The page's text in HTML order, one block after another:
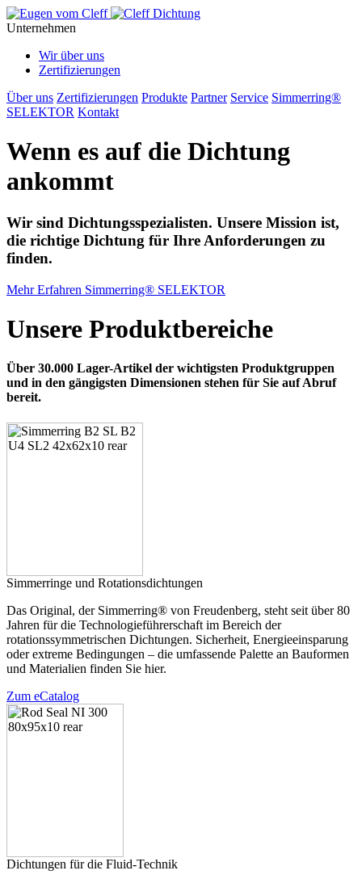
Unternehmen
Wir über uns
Zertifizierungen
Über uns Zertifizierungen Produkte Partner Service Simmerring®
SELEKTOR Kontakt
Wenn es auf die Dichtung
ankommt
Wir sind Dichtungsspezialisten. Unsere Mission ist,
die richtige Dichtung für Ihre Anforderungen zu
finden.
Mehr Erfahren Simmerring® SELEKTOR
Unsere Produktbereiche
Über 30.000 Lager-Artikel der wichtigsten Produktgruppen
und in den gängigsten Dimensionen stehen für Sie auf Abruf
bereit.
Simmerringe und Rotationsdichtungen
Das Original, der Simmerring® von Freudenberg, steht seit über 80
Jahren für die Technologieführerschaft im Bereich der
rotationssymmetrischen Dichtungen. Sicherheit, Energieeinsparung
oder extreme Bedingungen – die umfassende Palette an Bauformen
und Materialien finden Sie hier.
Zum eCatalog
Dichtungen für die Fluid-Technik